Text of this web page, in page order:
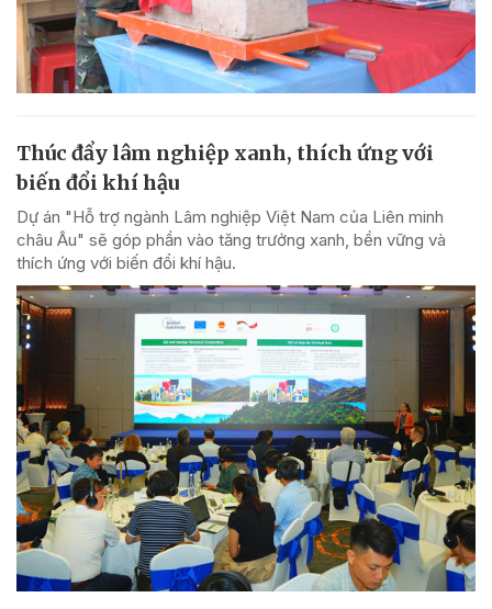
Thúc đẩy lâm nghiệp xanh, thích ứng với
biến đổi khí hậu
Dự án "Hỗ trợ ngành Lâm nghiệp Việt Nam của Liên minh
châu Âu" sẽ góp phần vào tăng trưởng xanh, bền vững và
thích ứng với biến đổi khí hậu.